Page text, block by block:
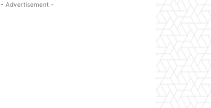
- Advertisement -